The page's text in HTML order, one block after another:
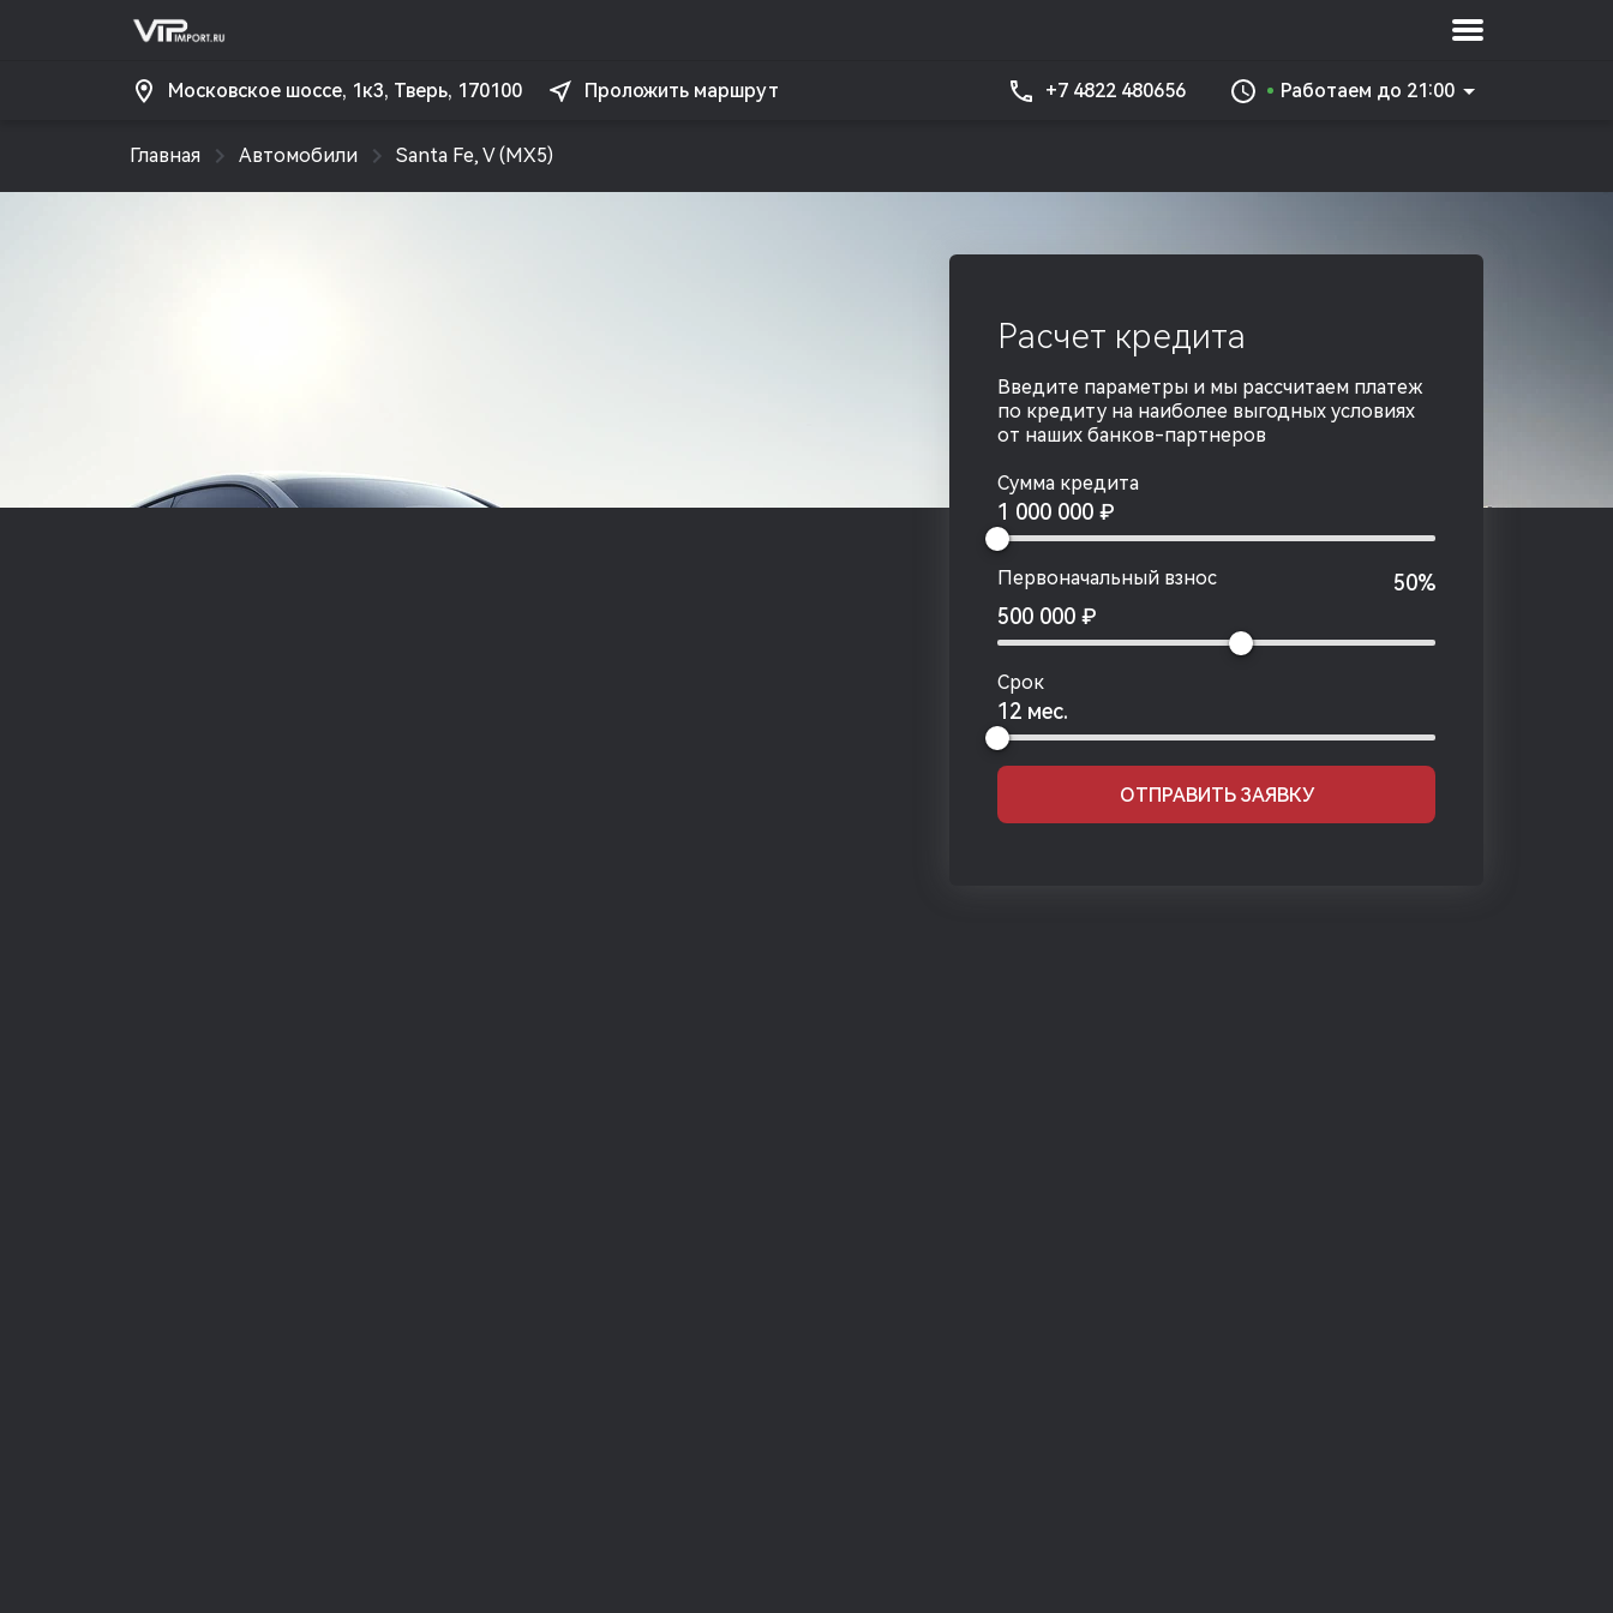
Московское шоссе, 1к3, Тверь, 170100 Проложить маршрут +7 4822 480656 Работаем до 21:00
Главная Автомобили Santa Fe, V (MX5)
Расчет кредита
Введите параметры и мы рассчитаем платеж
по кредиту на наиболее выгодных условиях
от наших банков-партнеров
Сумма кредита
1 000 000 ₽
Первоначальный взнос
50%
500 000 ₽
Срок
12 мес.
ОТПРАВИТЬ ЗАЯВКУ